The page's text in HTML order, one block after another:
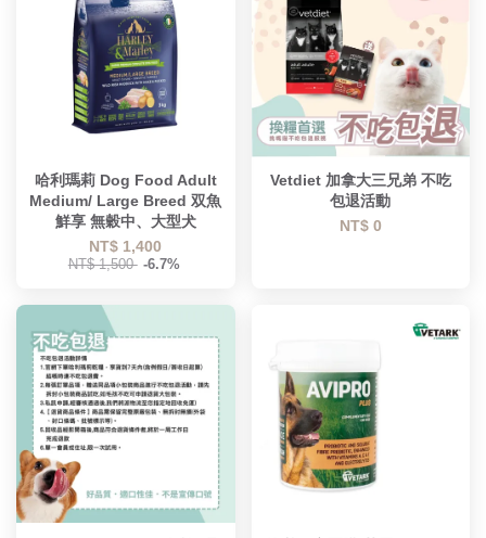
哈利瑪莉 Dog Food Adult
Medium/ Large Breed 双魚
鮮享 無穀中、大型犬
NT$ 1,400
NT$ 1,500 -6.7%
Vetdiet 加拿大三兄弟 不吃
包退活動
NT$ 0